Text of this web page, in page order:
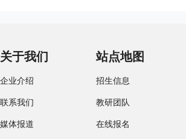
关于我们
企业介绍
联系我们
媒体报道
站点地图
招生信息
教研团队
在线报名